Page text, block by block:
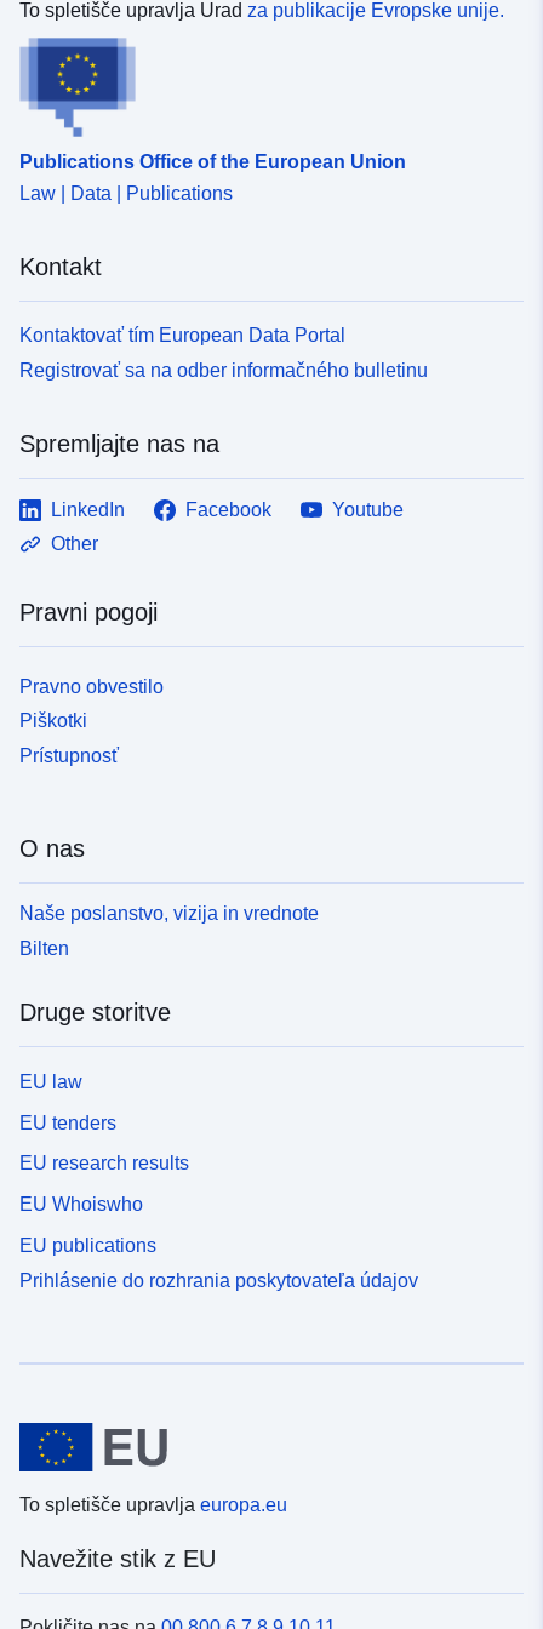
To spletišče upravlja Urad za publikacije Evropske unije.
Publications Office of the European Union
Law | Data | Publications
Kontakt
Kontaktovať tím European Data Portal
Registrovať sa na odber informačného bulletinu
Spremljajte nas na
LinkedIn Facebook
Youtube
Other
Pravni pogoji
Pravno obvestilo
Piškotki
Prístupnosť
O nas
Naše poslanstvo, vizija in vrednote
Bilten
Druge storitve
EU law
EU tenders
EU research results
EU Whoiswho
EU publications
Prihlásenie do rozhrania poskytovateľa údajov
To spletišče upravlja europa.eu
Navežite stik z EU